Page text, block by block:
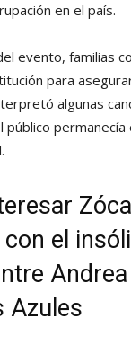
en el país.
evento, familias
para
algunas
permanecía
con el
Azules